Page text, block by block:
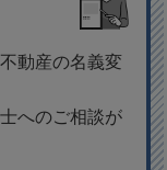
動産の名義変
へのご相談が